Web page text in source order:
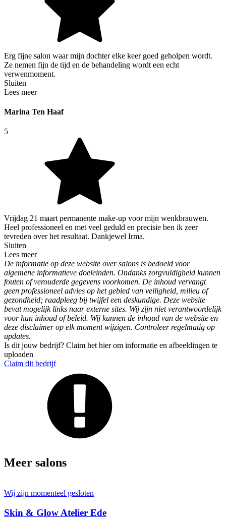
Erg fijne salon waar mijn dochter elke keer goed geholpen wordt.
Ze nemen fijn de tijd en de behandeling wordt een echt
verwenmoment.
Sluiten
Lees meer
Marina Ten Haaf
5
Vrijdag 21 maart permanente make-up voor mijn wenkbrauwen.
Heel professioneel en met veel geduld en precisie ben ik zeer
tevreden over het resultaat. Dankjewel Irma.
Sluiten
Lees meer
De informatie op deze website over salons is bedoeld voor
algemene informatieve doeleinden. Ondanks zorgvuldigheid kunnen
fouten of verouderde gegevens voorkomen. De inhoud vervangt
geen professioneel advies op het gebied van veiligheid, milieu of
gezondheid; raadpleeg bij twijfel een deskundige. Deze website
bevat mogelijk links naar externe sites. Wij zijn niet verantwoordelijk
voor hun inhoud of beleid. Wij kunnen de inhoud van de website en
deze disclaimer op elk moment wijzigen. Controleer regelmatig op
updates.
Is dit jouw bedrijf? Claim het hier om informatie en afbeeldingen te
uploaden
Claim dit bedrijf
Meer salons
Wij zijn momenteel gesloten
Skin & Glow Atelier Ede